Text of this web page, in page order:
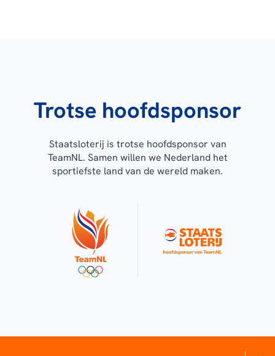
Trotse hoofdsponsor
Staatsloterij is trotse hoofdsponsor van
TeamNL. Samen willen we Nederland het
sportiefste land van de wereld maken.